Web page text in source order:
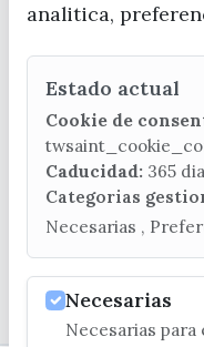
(+34) 952 541
C/ Poniente,
© EXCMO.
analitica,
Estado actual
Cookie de
Caducidad: 365
Categorias
Necesarias
Necesarias